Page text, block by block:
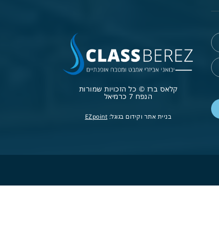
קלאס ברז © כל הזכויות שמורות
הנפח 7 כרמיאל
בניית אתר וקידום בגוגל: EZpoint